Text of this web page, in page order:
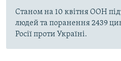
Станом на 10 квітня ООН
людей та поранення 2439
Росії проти Україні.